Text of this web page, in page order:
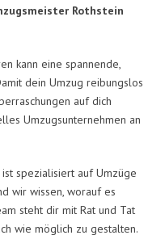
Rothstein
kann eine spannende,
dein Umzug reibungslos
auf dich
Umzugsunternehmen an
spezialisiert auf Umzüge
wir wissen, worauf es
steht dir mit Rat und Tat
wie möglich zu gestalten.